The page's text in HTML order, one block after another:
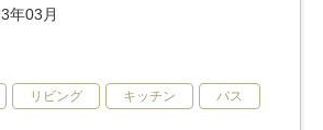
年03月
リビング キッチン バス